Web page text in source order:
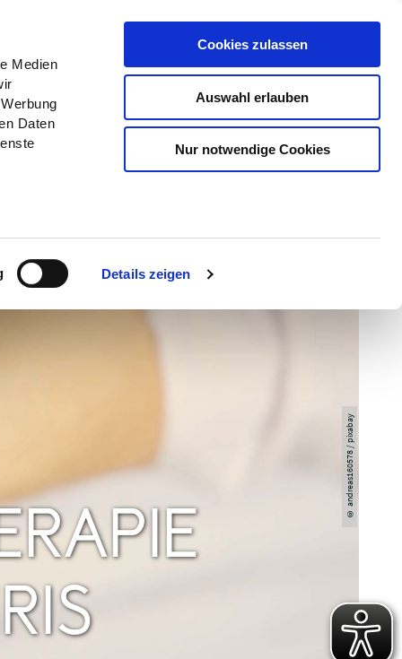
Medien
Daten
Details zeigen
Cookies zulassen
Auswahl erlauben
Nur notwendige Cookies
Erlebnisse Buchen
© andreas160578 / pixabay